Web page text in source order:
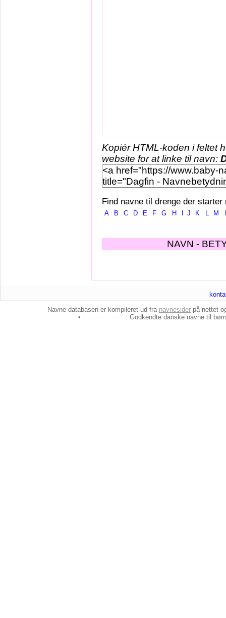
Kopiér HTML-koden i feltet
website for at linke til navn:
Find navne til drenge der starter
A B C D E F G H J K L M
NAVN -
Navne-databasen er kompileret ud fra navnesider på nettet
•
: Godkendte danske navne til børn